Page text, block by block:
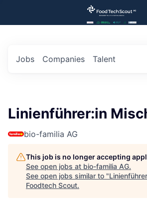
Jobs Companies Talent
Linienführer:in
bio-familia AG
This job is no longer accepting
See open jobs at bio-familia AG.
See open jobs similar to "
Foodtech Scout.